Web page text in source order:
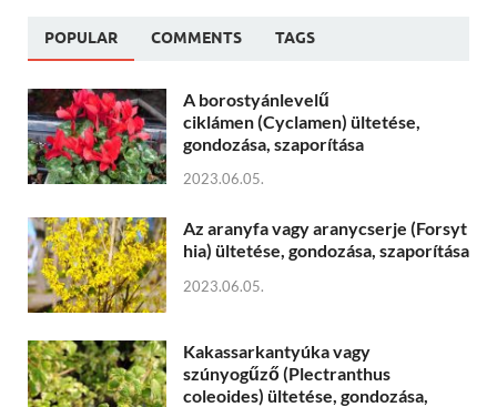
POPULAR COMMENTS TAGS
A borostyánlevelű
ciklámen (Cyclamen) ültetése,
gondozása, szaporítása
2023.06.05.
Az aranyfa vagy aranycserje (Forsyt
hia) ültetése, gondozása, szaporítása
2023.06.05.
Kakassarkantyúka vagy
szúnyogűző (Plectranthus
coleoides) ültetése, gondozása,